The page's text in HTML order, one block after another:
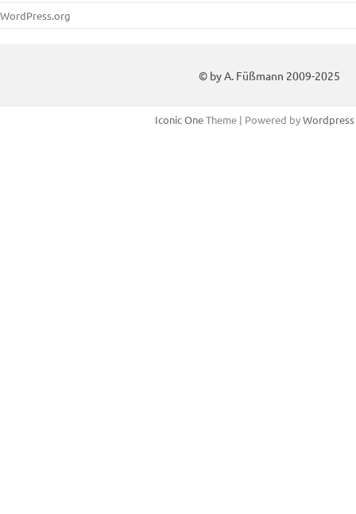
WordPress.org
© by A. Füßmann 2009-2025
Iconic OneTheme | Powered byWordpress